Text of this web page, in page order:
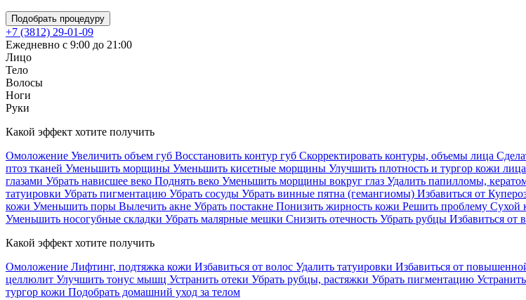
Подобрать процедуру
+7 (3812) 29-01-09
Ежедневно с 9:00 до 21:00
Лицо
Тело
Волосы
Ноги
Руки
Какой эффект хотите получить
Омоложение Увеличить объем губ Восстановить контур губ Скорректировать контуры, объемы лица
птоз тканей Уменьшить морщины Уменьшить кисетные морщины Улучшить плотность и тургор кожи лица
глазами Убрать нависшее веко Поднять веко Уменьшить морщины вокруг глаз Удалить папилломы,
татуировки Убрать пигментацию Убрать сосуды Убрать винные пятна (гемангиомы) Избавиться от
кожи Уменьшить поры Вылечить акне Убрать постакне Понизить жирность кожи Решить проблему Сухой
Уменьшить носогубные складки Убрать малярные мешки Снизить отечность Убрать рубцы Избавиться от
Какой эффект хотите получить
Омоложение Лифтинг, подтяжка кожи Избавиться от волос Удалить татуировки Избавиться от
целлюлит Улучшить тонус мышц Устранить отеки Убрать рубцы, растяжки Убрать пигментацию
тургор кожи Подобрать домашний уход за телом